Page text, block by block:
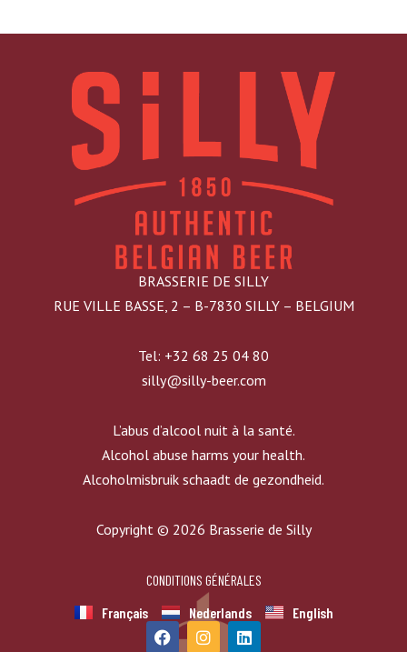
BRASSERIE DE SILLY
RUE VILLE BASSE, 2 – B-7830 SILLY – BELGIUM
Tel: +32 68 25 04 80
silly@silly-beer.com
L’abus d’alcool nuit à la santé.
Alcohol abuse harms your health.
Alcoholmisbruik schaadt de gezondheid.
Copyright © 2026 Brasserie de Silly
CONDITIONS GÉNÉRALES
Français
Nederlands English
F
a
I
n
L
i